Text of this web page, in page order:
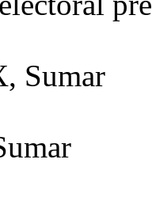
Sumar